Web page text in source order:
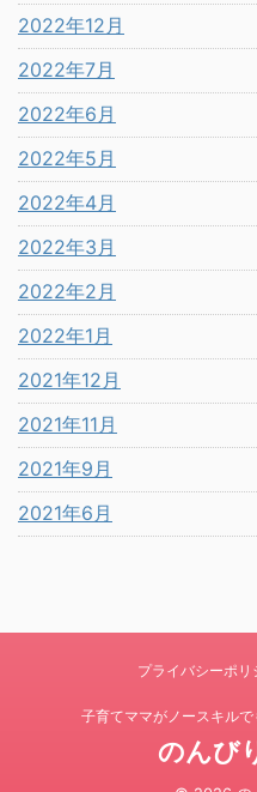
2022年12月
2022年7月
2022年6月
2022年5月
2022年4月
2022年3月
2022年2月
2022年1月
2021年12月
2021年11月
2021年9月
2021年6月
プライバシーポリ
子育てママがノースキルで
のんび